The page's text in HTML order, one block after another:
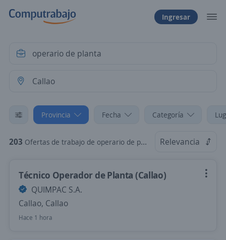
Ingresar
Provincia Fecha Categoría
203 Ofertas de trabajo de operario de planta en Callao Relevancia
Técnico Operador de Planta (Callao)
QUIMPAC S.A.
Callao, Callao
Hace 1 hora